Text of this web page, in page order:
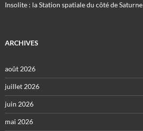
Insolite : la Station spatiale du côté de Saturne
ARCHIVES
août 2026
juillet 2026
juin 2026
mai 2026